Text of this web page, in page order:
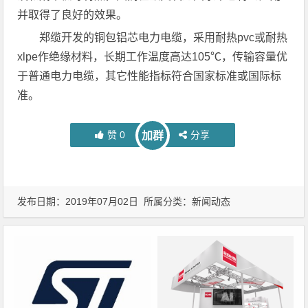
并取得了良好的效果。
郑缆开发的铜包铝芯电力电缆，采用耐热pvc或耐热
xlpe作绝缘材料，长期工作温度高达105℃，传输容量优
于普通电力电缆，其它性能指标符合国家标准或国际标
准。
赞 0 加群 分享
发布日期：2019年07月02日 所属分类：新闻动态